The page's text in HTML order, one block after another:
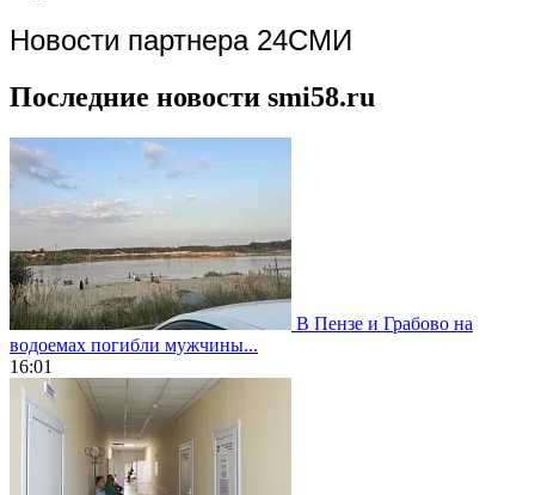
Новости партнера 24СМИ
Последние новости smi58.ru
В Пензе и Грабово на
водоемах погибли мужчины...
16:01